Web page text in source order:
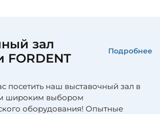
зал
FORDENT
Подробнее
посетить наш выставочный зал в
широким выбором
оборудования! Опытные